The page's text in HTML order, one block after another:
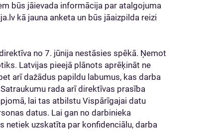
būs jāievada informācija par atalgojuma
kā jauna anketa un būs jāaizpilda reizi
no 7. jūnija nestāsies spēkā. Ņemot
Latvijas pieejā plānots aprēķināt ne
arī dažādus papildu labumus, kas darba
rada arī direktīvas prasība
lai tas atbilstu Vispārīgajai datu
datus. Lai gan no darbinieka
netiek uzskatīta par konfidenciālu, darba